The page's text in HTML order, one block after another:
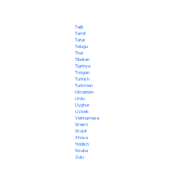
Tajik
Tamil
Tatar
Telugu
Thai
Tibetan
Tigrinya
Tongan
Turkish
Turkmen
Ukrainian
Urdu
Uyghur
Uzbek
Vietnamese
Welsh
Wolof
Xhosa
Yiddish
Yoruba
Zulu